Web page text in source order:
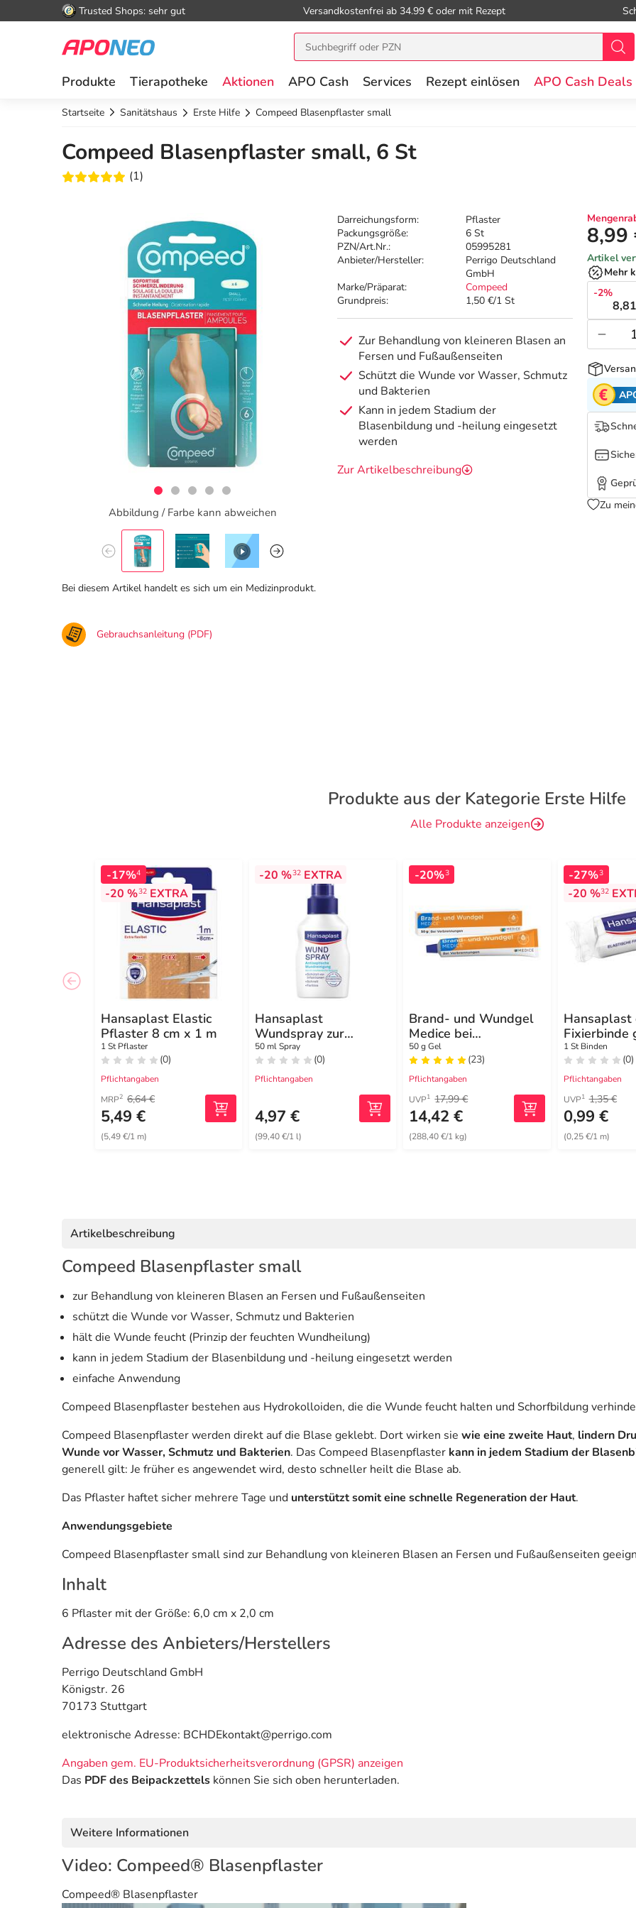
Trusted Shops: sehr gut Versandkostenfrei ab 34.99 € oder mit Rezept
Produkte Tierapotheke Aktionen APO Cash Services Rezept einlösen APO Cash Deals
Startseite Sanitätshaus Erste Hilfe Compeed Blasenpflaster small
Compeed Blasenpflaster small, 6 St
(1)
Abbildung / Farbe kann abweichen
Darreichungsform:
Pflaster
Packungsgröße:
6 St
PZN/Art.Nr.:
05995281
Anbieter/Hersteller:
Perrigo Deutschland
GmbH
Marke/Präparat:
Compeed
Grundpreis:
1,50 €/1 St
Zur Behandlung von kleineren Blasen an
Fersen und Fußaußenseiten
Schützt die Wunde vor Wasser, Schmutz
und Bakterien
Kann in jedem Stadium der
Blasenbildung und -heilung eingesetzt
werden
Zur Artikelbeschreibung
8,99
Artikel
Mehr
-2%
Zu
Bei diesem Artikel handelt es sich um ein Medizinprodukt.
Gebrauchsanleitung (PDF)
Produkte aus der Kategorie Erste Hilfe
Alle Produkte anzeigen
-17%4
-20 %32EXTRA
Hansaplast Elastic
Pflaster 8 cm x 1 m
1 St Pflaster
(0)
Pflichtangaben
MRP2 6,64 €
5,49 €
(5,49 €/1 m)
-20 %32 EXTRA
Hansaplast
Wundspray zur
Wundreinigung
50 ml Spray
(0)
Pflichtangaben
4,97 €
(99,40 €/1 l)
-20%3
Brand- und Wundgel
Medice bei
Verbrennungen
50 g Gel
(23)
Pflichtangaben
UVP1 17,99 €
14,42 €
(288,40 €/1 kg)
-27%3
-20 %32
Hansaplast
Fixierbinde
cmx4 m
1 St Binden
(0)
Pflichtangaben
UVP1 1,35 €
0,99 €
(0,25 €/1 m)
Artikelbeschreibung
Compeed Blasenpflaster small
zur Behandlung von kleineren Blasen an Fersen und Fußaußenseiten
schützt die Wunde vor Wasser, Schmutz und Bakterien
hält die Wunde feucht (Prinzip der feuchten Wundheilung)
kann in jedem Stadium der Blasenbildung und -heilung eingesetzt werden
einfache Anwendung
Compeed Blasenpflaster bestehen aus Hydrokolloiden, die die Wunde feucht halten und Schorfbildung
Compeed Blasenpflaster werden direkt auf die Blase geklebt. Dort wirken sie wie eine zweite Haut, lindern
Wunde vor Wasser, Schmutz und Bakterien. Das Compeed Blasenpflaster kann in jedem Stadium der
generell gilt: Je früher es angewendet wird, desto schneller heilt die Blase ab.
Das Pflaster haftet sicher mehrere Tage und unterstützt somit eine schnelle Regeneration der Haut.
Anwendungsgebiete
Compeed Blasenpflaster small sind zur Behandlung von kleineren Blasen an Fersen und Fußaußenseiten
Inhalt
6 Pflaster mit der Größe: 6,0 cm x 2,0 cm
Adresse des Anbieters/Herstellers
Perrigo Deutschland GmbH
Königstr. 26
70173 Stuttgart
elektronische Adresse: BCHDEkontakt@perrigo.com
Angaben gem. EU-Produktsicherheitsverordnung (GPSR) anzeigen
Das PDF des Beipackzettels können Sie sich oben herunterladen.
Weitere Informationen
Video: Compeed® Blasenpflaster
Compeed® Blasenpflaster